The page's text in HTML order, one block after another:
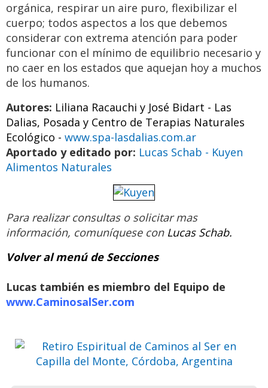
orgánica, respirar un aire puro, flexibilizar el
cuerpo; todos aspectos a los que debemos
considerar con extrema atención para poder
funcionar con el mínimo de equilibrio necesario y
no caer en los estados que aquejan hoy a muchos
de los humanos.
Autores: Liliana Racauchi y José Bidart - Las
Dalias, Posada y Centro de Terapias Naturales
Ecológico - www.spa-lasdalias.com.ar
Aportado y editado por: Lucas Schab - Kuyen
Alimentos Naturales
Para realizar consultas o solicitar mas
información, comuníquese con Lucas Schab.
Volver al menú de Secciones
Lucas también es miembro del Equipo de
www.CaminosalSer.com
Retiro Espiritual de Caminos al
Córdoba, Argentina
Previo